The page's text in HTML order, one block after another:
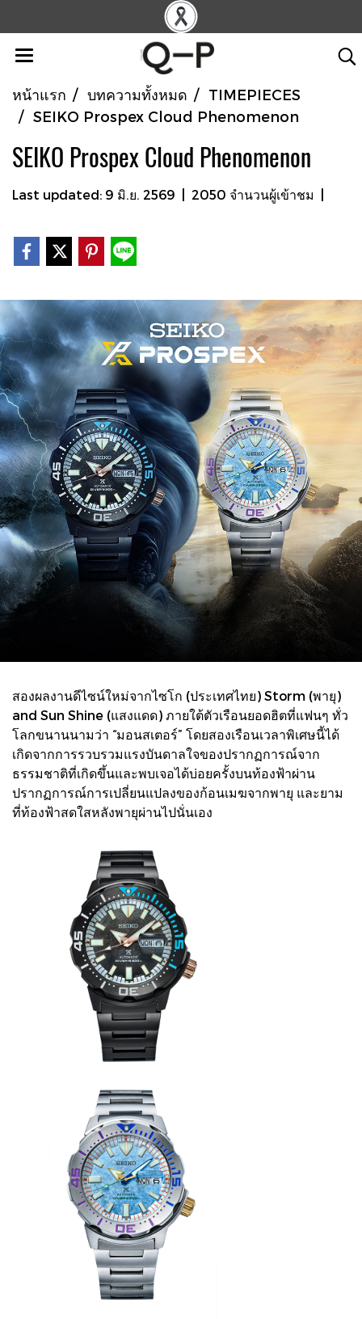
หน้าแรก บทความทั้งหมด
TIMEPIECES
SEIKO Prospex Cloud Phenomenon
SEIKO Prospex Cloud Phenomenon
Last updated: 9 มิ.ย. 2569 2050 จำนวนผู้เข้าชม
สองผลงานดีไซน์ใหม่จากไซโก (ประเทศไทย) Storm (พายุ)
and Sun Shine (แสงแดด) ภายใต้ตัวเรือนยอดฮิตที่แฟนๆ ทั่ว
โลกขนานนามว่า “มอนสเตอร์” โดยสองเรือนเวลาพิเศษนี้ได้
เกิดจากการรวบรวมแรงบันดาลใจของปรากฏการณ์จาก
ธรรมชาติที่เกิดขึ้นและพบเจอได้บ่อยครั้งบนท้องฟ้าผ่าน
ปรากฏการณ์การเปลี่ยนแปลงของก้อนเมฆจากพายุ และยาม
ที่ท้องฟ้าสดใสหลังพายุผ่านไปนั่นเอง